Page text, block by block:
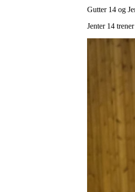
Gutter 14 og
Jenter 14